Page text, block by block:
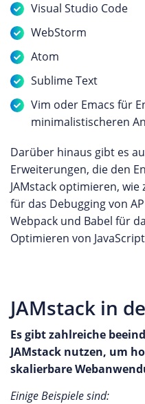
Visual Studio Code
WebStorm
Atom
Sublime Text
Vim oder Emacs für
minimalistischeren
Darüber hinaus gibt es
Erweiterungen, die den
JAMstack optimieren,
für das Debugging von
Webpack und Babel für
Optimieren von
JAMstack in
Es gibt zahlreiche
JAMstack nutzen, um
skalierbare
Einige Beispiele sind: